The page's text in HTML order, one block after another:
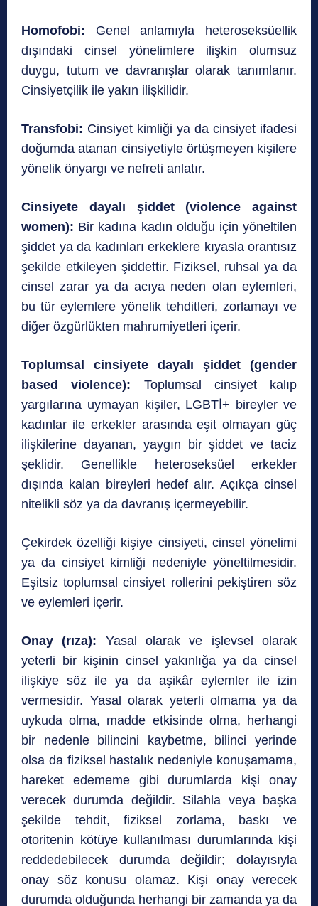
Homofobi: Genel anlamıyla heteroseksüellik
dışındaki cinsel yönelimlere ilişkin olumsuz
duygu, tutum ve davranışlar olarak tanımlanır.
Cinsiyetçilik ile yakın ilişkilidir.
Transfobi: Cinsiyet kimliği ya da cinsiyet ifadesi
doğumda atanan cinsiyetiyle örtüşmeyen kişilere
yönelik önyargı ve nefreti anlatır.
Cinsiyete dayalı şiddet (violence against
women): Bir kadına kadın olduğu için yöneltilen
şiddet ya da kadınları erkeklere kıyasla orantısız
şekilde etkileyen şiddettir. Fiziksel, ruhsal ya da
cinsel zarar ya da acıya neden olan eylemleri,
bu tür eylemlere yönelik tehditleri, zorlamayı ve
diğer özgürlükten mahrumiyetleri içerir.
Toplumsal cinsiyete dayalı şiddet (gender
based violence): Toplumsal cinsiyet kalıp
yargılarına uymayan kişiler, LGBTİ+ bireyler ve
kadınlar ile erkekler arasında eşit olmayan güç
ilişkilerine dayanan, yaygın bir şiddet ve taciz
şeklidir. Genellikle heteroseksüel erkekler
dışında kalan bireyleri hedef alır. Açıkça cinsel
nitelikli söz ya da davranış içermeyebilir.
Çekirdek özelliği kişiye cinsiyeti, cinsel yönelimi
ya da cinsiyet kimliği nedeniyle yöneltilmesidir.
Eşitsiz toplumsal cinsiyet rollerini pekiştiren söz
ve eylemleri içerir.
Onay (rıza): Yasal olarak ve işlevsel olarak
yeterli bir kişinin cinsel yakınlığa ya da cinsel
ilişkiye söz ile ya da aşikâr eylemler ile izin
vermesidir. Yasal olarak yeterli olmama ya da
uykuda olma, madde etkisinde olma, herhangi
bir nedenle bilincini kaybetme, bilinci yerinde
olsa da fiziksel hastalık nedeniyle konuşamama,
hareket edememe gibi durumlarda kişi onay
verecek durumda değildir. Silahla veya başka
şekilde tehdit, fiziksel zorlama, baskı ve
otoritenin kötüye kullanılması durumlarında kişi
reddedebilecek durumda değildir; dolayısıyla
onay söz konusu olamaz. Kişi onay verecek
durumda olduğunda herhangi bir zamanda ya da